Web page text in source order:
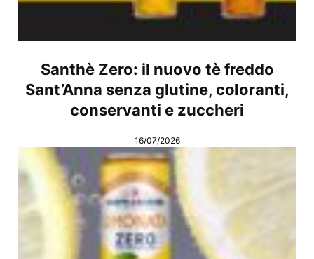
Santhè Zero: il nuovo tè freddo
Sant’Anna senza glutine, coloranti,
conservanti e zuccheri
16/07/2026